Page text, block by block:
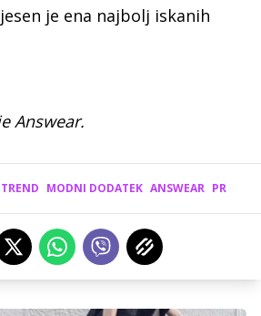
je ena najbolj iskanih
Answear.
TREND MODNI DODATEK ANSWEAR PR